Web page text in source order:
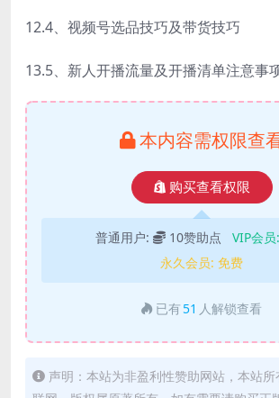
12.4、视频号选品技巧及带货技巧
13.5、新人开播流量及开播清单注意事
本内容需权限查
购买查看权限
普通用户: 10赞助点 VIP会员:
永久会员: 免费
已有 51 人解锁查看
声明：本站为非盈利性赞助网站，本站